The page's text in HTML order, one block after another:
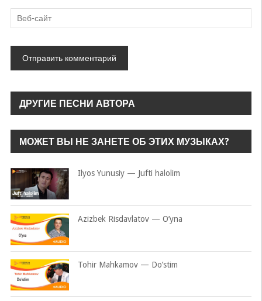
ДРУГИЕ ПЕСНИ АВТОРА
МОЖЕТ ВЫ НЕ ЗАНЕТЕ ОБ ЭТИХ МУЗЫКАХ?
Ilyos Yunusiy — Jufti halolim
Azizbek Risdavlatov — O’yna
Tohir Mahkamov — Do’stim